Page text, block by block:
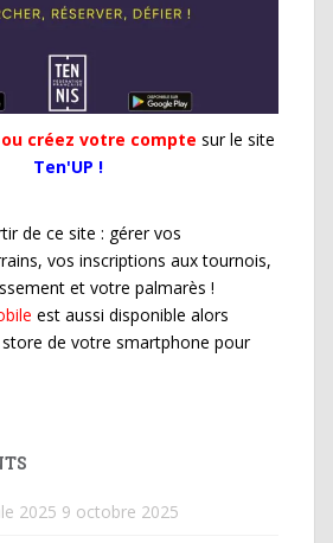
créez votre compte sur le site
Ten'UP !
de ce site : gérer vos
vos inscriptions aux tournois,
et votre palmarès !
est aussi disponible alors
de votre smartphone pour
2025 9 octobre 2025